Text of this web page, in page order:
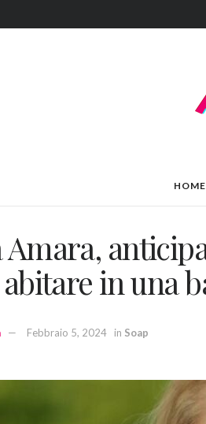
HOME
in una
Febbraio 5, 2024 in Soap